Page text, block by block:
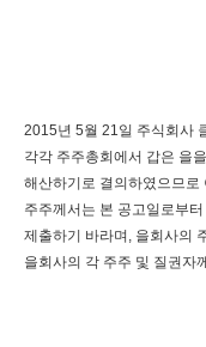
2015년 5월 21일 주식회사
각각 주주총회에서 갑은 을
해산하기로 결의하였으므로
주주께서는 본 공고일로부
제출하기 바라며, 을회사의
을회사의 각 주주 및 질권자